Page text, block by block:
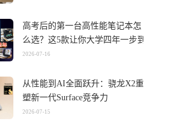
高考后的第一台高性能笔记本怎
么选？这5款让你大学四年一步到
位
2026-07-16
从性能到AI全面跃升：骁龙X2重
塑新一代Surface竞争力
2026-07-15